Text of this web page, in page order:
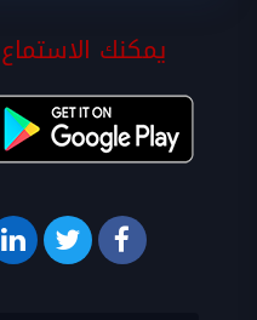
يمكنك